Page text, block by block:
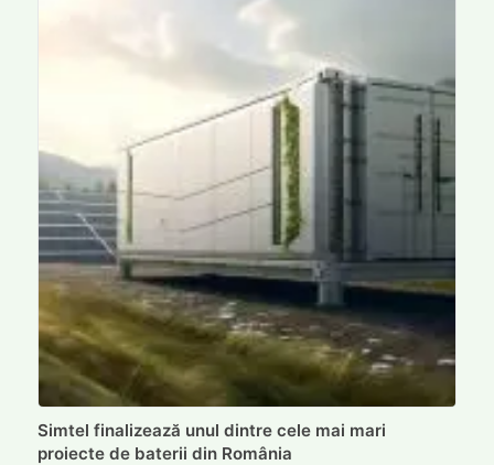
Simtel finalizează unul dintre cele mai mari
proiecte de baterii din România